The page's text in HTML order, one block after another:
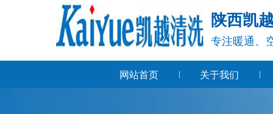
陕西凯
专注暖通、
网站首页 关于我们